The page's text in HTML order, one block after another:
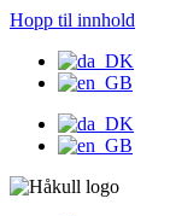
Hopp til innhold